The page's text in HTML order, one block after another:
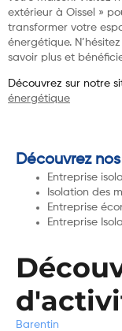
extérieur à Oissel »
transformer votre
énergétique.
savoir plus et
Découvrez sur notre
énergétique
Découvrez
Entreprise
Isolation des
Entreprise
Entreprise
Barentin